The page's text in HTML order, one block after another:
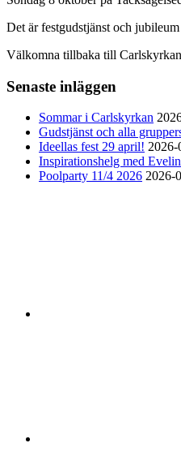
Det är festgudstjänst och jubileum
Välkomna tillbaka till
Senaste inläggen
Sommar i Carlskyrkan
Gudstjänst och alla
Ideellas fest 29 april! 2026-
Inspirationshelg med
Poolparty 11/4 2026 2026-